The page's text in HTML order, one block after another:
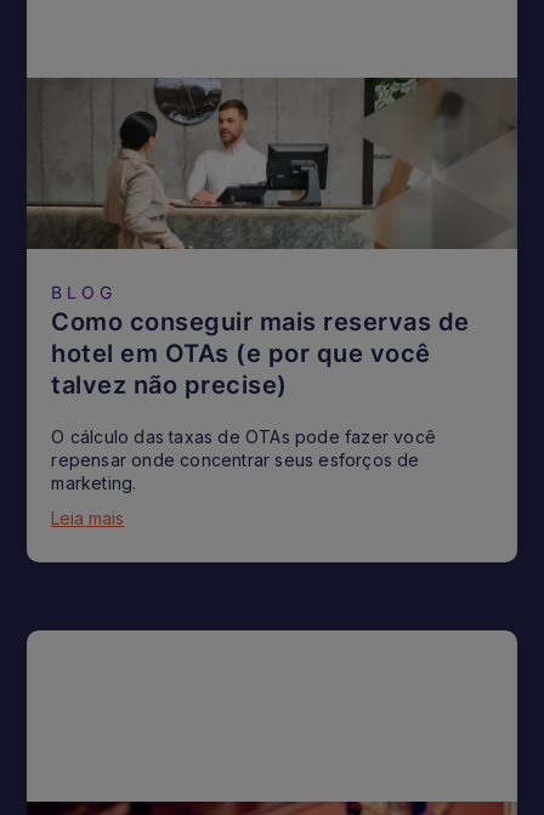
BLOG
Como conseguir mais reservas de
hotel em OTAs (e por que você
talvez não precise)
O cálculo das taxas de OTAs pode fazer você
repensar onde concentrar seus esforços de
marketing.
Leia mais